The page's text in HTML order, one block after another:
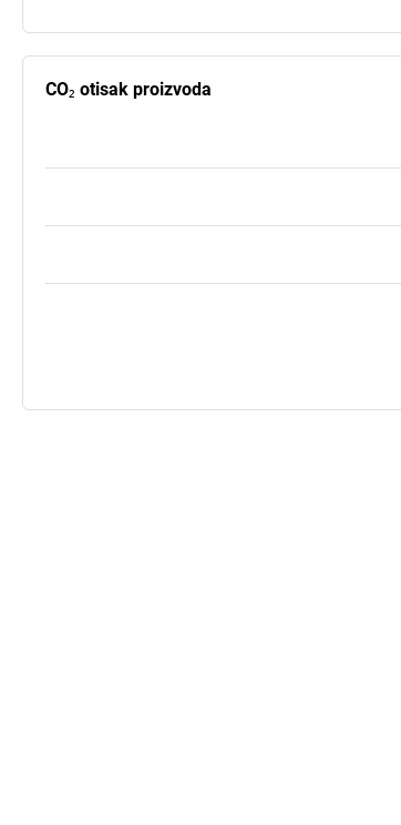
CO₂ otisak proizvoda